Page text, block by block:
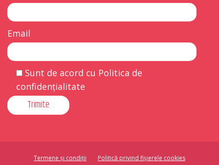
Email
Sunt de acord cu Politica de
confidențialitate
Termene și condiții Politică privind fișierele cookies